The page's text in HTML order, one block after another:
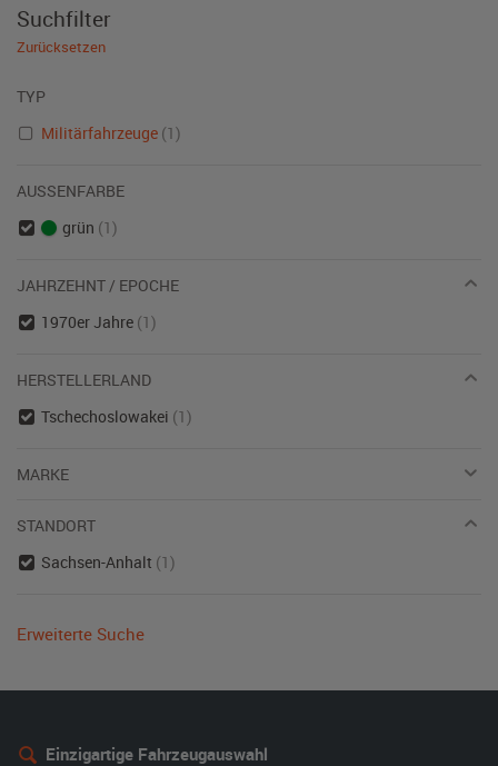
Suchfilter
Zurücksetzen
TYP
Militärfahrzeuge (1)
AUSSENFARBE
grün (1)
JAHRZEHNT / EPOCHE
1970er Jahre (1)
HERSTELLERLAND
Tschechoslowakei (1)
MARKE
STANDORT
Sachsen-Anhalt (1)
Erweiterte Suche
Einzigartige Fahrzeugauswahl